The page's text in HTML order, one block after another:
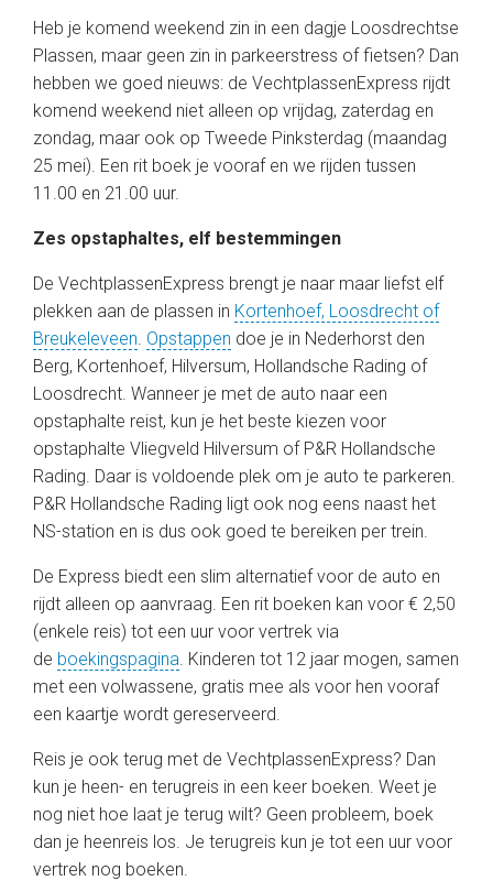
Heb je komend weekend zin in een dagje Loosdrechtse
Plassen, maar geen zin in parkeerstress of fietsen? Dan
hebben we goed nieuws: de VechtplassenExpress rijdt
komend weekend niet alleen op vrijdag, zaterdag en
zondag, maar ook op Tweede Pinksterdag (maandag
25 mei). Een rit boek je vooraf en we rijden tussen
11.00 en 21.00 uur.
Zes opstaphaltes, elf bestemmingen
De VechtplassenExpress brengt je naar maar liefst elf
plekken aan de plassen in Kortenhoef, Loosdrecht of
Breukeleveen. Opstappen doe je in Nederhorst den
Berg, Kortenhoef, Hilversum, Hollandsche Rading of
Loosdrecht. Wanneer je met de auto naar een
opstaphalte reist, kun je het beste kiezen voor
opstaphalte Vliegveld Hilversum of P&R Hollandsche
Rading. Daar is voldoende plek om je auto te parkeren.
P&R Hollandsche Rading ligt ook nog eens naast het
NS-station en is dus ook goed te bereiken per trein.
De Express biedt een slim alternatief voor de auto en
rijdt alleen op aanvraag. Een rit boeken kan voor € 2,50
(enkele reis) tot een uur voor vertrek via
de boekingspagina. Kinderen tot 12 jaar mogen, samen
met een volwassene, gratis mee als voor hen vooraf
een kaartje wordt gereserveerd.
Reis je ook terug met de VechtplassenExpress? Dan
kun je heen- en terugreis in een keer boeken. Weet je
nog niet hoe laat je terug wilt? Geen probleem, boek
dan je heenreis los. Je terugreis kun je tot een uur voor
vertrek nog boeken.